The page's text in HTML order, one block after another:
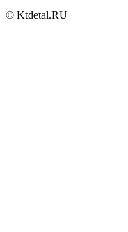
© Ktdetal.RU